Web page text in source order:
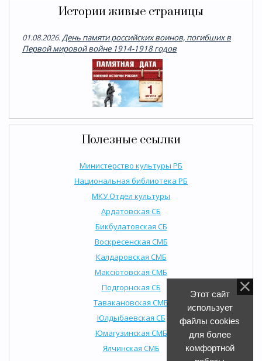
Истории живые страницы
01.08.2026.День памяти российских воинов, погибших в
Первой мировой войне 1914-1918 годов
Полезные ссылки
Министерство культуры РБ
Национальная библиотека РБ
МКУ Отдел культуры
Ардатовская СБ
Бикбулатовская СБ
Воскресенская СМБ
Калдаровская СМБ
Максютовская СМБ
Подгорнская СБ
Тавакановская СМБ
Юлдыбаевская СБ
Юмагузинская СМБ
Ялчинская СМБ
Этот сайт
использует
файлы cookies
для более
комфортной